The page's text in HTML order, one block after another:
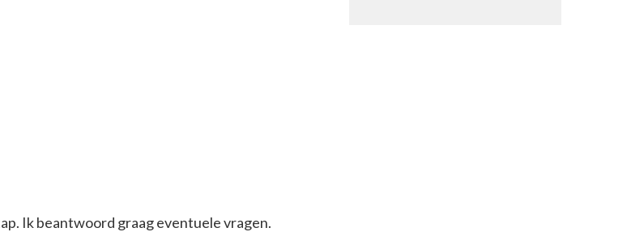
Ik beantwoord graag eventuele vragen.